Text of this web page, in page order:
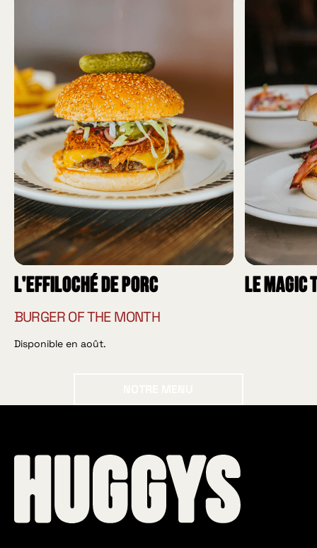
L'effiloché de porc
BURGER OF THE MONTH
Disponible en août.
Le Magic